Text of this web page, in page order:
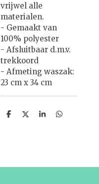
vrijwel alle
materialen.
- Gemaakt van
100% polyester
- Afsluitbaar d.m.v.
trekkoord
- Afmeting waszak:
23 cm x 34 cm
D
D
S
D